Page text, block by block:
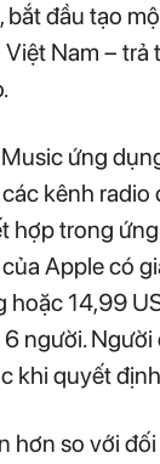
đầu tạo
Nam – trả
ứng
kênh radio
hợp trong
Apple có
hoặc 14,99
người.
khi quyết
hơn so với